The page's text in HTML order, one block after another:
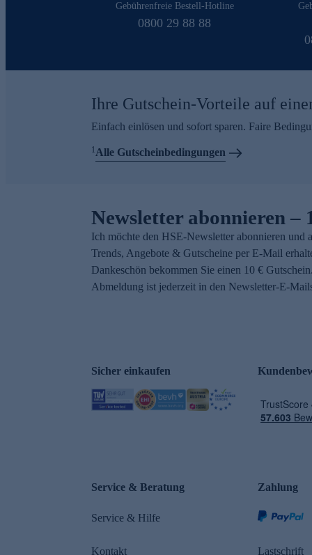
Gebührenfreie Bestell-Hotline
0800 29 88 88
Ihre Gutschein-Vorteile auf
Einfach einlösen und sofort sparen. Faire
1Alle Gutscheinbedingungen
Newsletter abonnieren –
Ich möchte den HSE-Newsletter abonnieren und
Trends, Angebote & Gutscheine per E-Mail
Dankeschön bekommen Sie einen 10 €
Abmeldung ist jederzeit in den Newsletter-E-
Sicher einkaufen
Service & Beratung
Service & Hilfe
Kontakt
Zahlung
Lastschrift